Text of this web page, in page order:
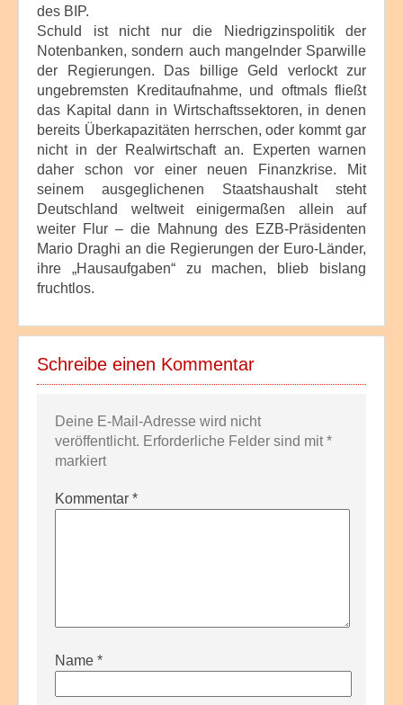
des BIP.
Schuld ist nicht nur die Niedrigzinspolitik der
Notenbanken, sondern auch mangelnder Sparwille
der Regierungen. Das billige Geld verlockt zur
ungebremsten Kreditaufnahme, und oftmals fließt
das Kapital dann in Wirtschaftssektoren, in denen
bereits Überkapazitäten herrschen, oder kommt gar
nicht in der Realwirtschaft an. Experten warnen
daher schon vor einer neuen Finanzkrise. Mit
seinem ausgeglichenen Staatshaushalt steht
Deutschland weltweit einigermaßen allein auf
weiter Flur – die Mahnung des EZB-Präsidenten
Mario Draghi an die Regierungen der Euro-Länder,
ihre „Hausaufgaben“ zu machen, blieb bislang
fruchtlos.
Schreibe einen Kommentar
Deine E-Mail-Adresse wird nicht
veröffentlicht. Erforderliche Felder sind mit*
markiert
Kommentar *
Name *